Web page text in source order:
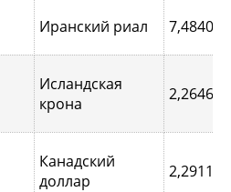
Иранский риал 7,4840
Исландская
крона
2,2646
Канадский
доллар
2,2911